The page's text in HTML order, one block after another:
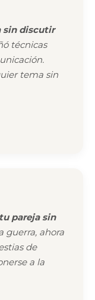
sin discutir
técnicas
tema sin
pareja sin
guerra, ahora
de
a la